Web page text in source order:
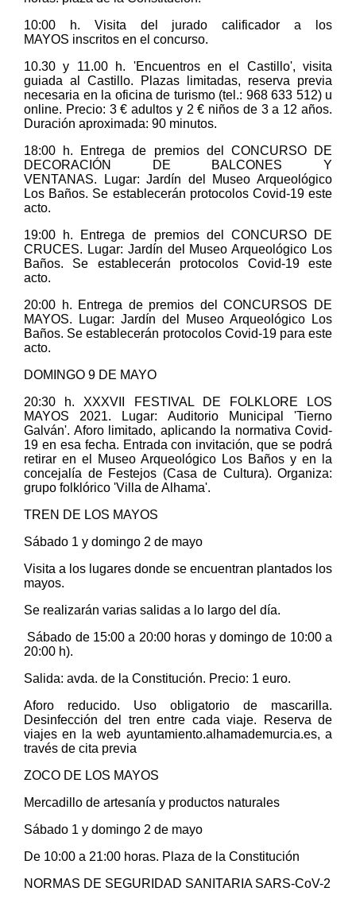
10:00 h. Visita del jurado calificador a los
MAYOS inscritos en el concurso.
10.30 y 11.00 h. 'Encuentros en el Castillo', visita
guiada al Castillo. Plazas limitadas, reserva previa
necesaria en la oficina de turismo (tel.: 968 633 512) u
online. Precio: 3 € adultos y 2 € niños de 3 a 12 años.
Duración aproximada: 90 minutos.
18:00 h. Entrega de premios del CONCURSO DE
DECORACIÓN DE BALCONES Y
VENTANAS. Lugar: Jardín del Museo Arqueológico
Los Baños. Se establecerán protocolos Covid-19 este
acto.
19:00 h. Entrega de premios del CONCURSO DE
CRUCES. Lugar: Jardín del Museo Arqueológico Los
Baños. Se establecerán protocolos Covid-19 este
acto.
20:00 h. Entrega de premios del CONCURSOS DE
MAYOS. Lugar: Jardín del Museo Arqueológico Los
Baños. Se establecerán protocolos Covid-19 para este
acto.
DOMINGO 9 DE MAYO
20:30 h. XXXVII FESTIVAL DE FOLKLORE LOS
MAYOS 2021. Lugar: Auditorio Municipal 'Tierno
Galván'. Aforo limitado, aplicando la normativa Covid-
19 en esa fecha. Entrada con invitación, que se podrá
retirar en el Museo Arqueológico Los Baños y en la
concejalía de Festejos (Casa de Cultura). Organiza:
grupo folklórico 'Villa de Alhama'.
TREN DE LOS MAYOS
Sábado 1 y domingo 2 de mayo
Visita a los lugares donde se encuentran plantados los
mayos.
Se realizarán varias salidas a lo largo del día.
Sábado de 15:00 a 20:00 horas y domingo de 10:00 a
20:00 h).
Salida: avda. de la Constitución. Precio: 1 euro.
Aforo reducido. Uso obligatorio de mascarilla.
Desinfección del tren entre cada viaje. Reserva de
viajes en la web ayuntamiento.alhamademurcia.es, a
través de cita previa
ZOCO DE LOS MAYOS
Mercadillo de artesanía y productos naturales
Sábado 1 y domingo 2 de mayo
De 10:00 a 21:00 horas. Plaza de la Constitución
NORMAS DE SEGURIDAD SANITARIA SARS-CoV-2